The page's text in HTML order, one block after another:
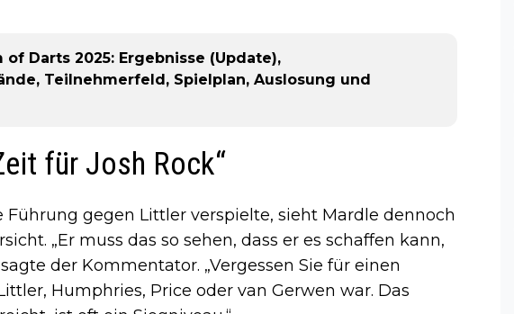
of Darts 2025: Ergebnisse (Update),
Teilnehmerfeld, Spielplan, Auslosung und
für Josh Rock“
Führung gegen Littler verspielte, sieht Mardle dennoch
„Er muss das so sehen, dass er es schaffen kann,
der Kommentator. „Vergessen Sie für einen
Humphries, Price oder van Gerwen war. Das